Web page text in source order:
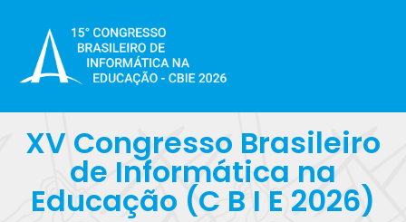
XV Congresso Brasileiro
de Informática na
Educação (C B I E 2026)​